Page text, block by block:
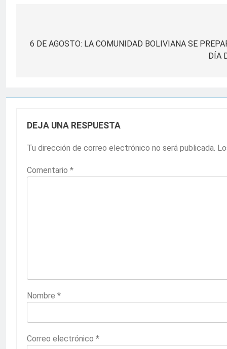
de
6 DE AGOSTO: LA COMUNIDAD BOLIVIANA SE
DÍA
DEJA UNA RESPUESTA
Tu dirección de correo electrónico no será publicada.
Comentario *
Nombre *
Correo electrónico *